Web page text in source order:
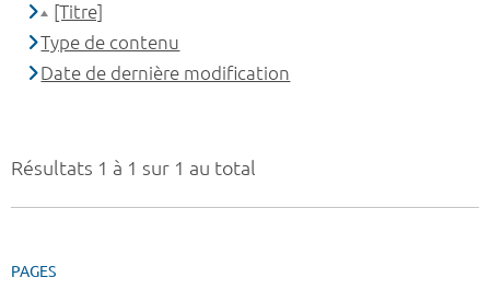
Résultats 1 à 1 sur 1 au total
PAGES
[Titre]
Type de contenu
Date de dernière modification